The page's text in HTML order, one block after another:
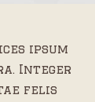
ipsum
Integer
felis